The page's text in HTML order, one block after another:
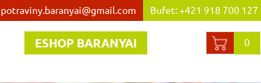
potraviny.baranyai@gmail.com
Bufet: +421 918 700 127
Obchod:+421 907 738
ESHOP BARANYAI 0